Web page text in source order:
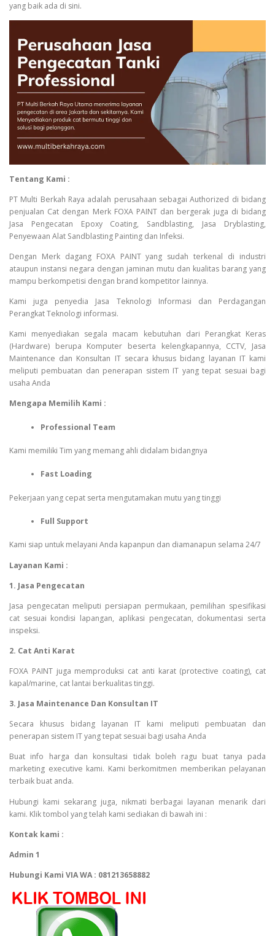
yang baik ada di sini.
Tentang Kami :
PT Multi Berkah Raya adalah perusahaan sebagai Authorized di bidang
penjualan Cat dengan Merk FOXA PAINT dan bergerak juga di bidang
Jasa Pengecatan Epoxy Coating, Sandblasting, Jasa Dryblasting,
Penyewaan Alat Sandblasting Painting dan Infeksi.
Dengan Merk dagang FOXA PAINT yang sudah terkenal di industri
ataupun instansi negara dengan jaminan mutu dan kualitas barang yang
mampu berkompetisi dengan brand kompetitor lainnya.
Kami juga penyedia Jasa Teknologi Informasi dan Perdagangan
Perangkat Teknologi informasi.
Kami menyediakan segala macam kebutuhan dari Perangkat Keras
(Hardware) berupa Komputer beserta kelengkapannya, CCTV, Jasa
Maintenance dan Konsultan IT secara khusus bidang layanan IT kami
meliputi pembuatan dan penerapan sistem IT yang tepat sesuai bagi
usaha Anda
Mengapa Memilih Kami :
Professional Team
Kami memiliki Tim yang memang ahli didalam bidangnya
Fast Loading
Pekerjaan yang cepat serta mengutamakan mutu yang tinggi
Full Support
Kami siap untuk melayani Anda kapanpun dan diamanapun selama 24/7
Layanan Kami :
1. Jasa Pengecatan
Jasa pengecatan meliputi persiapan permukaan, pemilihan spesifikasi
cat sesuai kondisi lapangan, aplikasi pengecatan, dokumentasi serta
inspeksi.
2. Cat Anti Karat
FOXA PAINT juga memproduksi cat anti karat (protective coating), cat
kapal/marine, cat lantai berkualitas tinggi.
3. Jasa Maintenance Dan Konsultan IT
Secara khusus bidang layanan IT kami meliputi pembuatan dan
penerapan sistem IT yang tepat sesuai bagi usaha Anda
Buat info harga dan konsultasi tidak boleh ragu buat tanya pada
marketing executive kami. Kami berkomitmen memberikan pelayanan
terbaik buat anda.
Hubungi kami sekarang juga, nikmati berbagai layanan menarik dari
kami. Klik tombol yang telah kami sediakan di bawah ini :
Kontak kami :
Admin 1
Hubungi Kami VIA WA : 081213658882